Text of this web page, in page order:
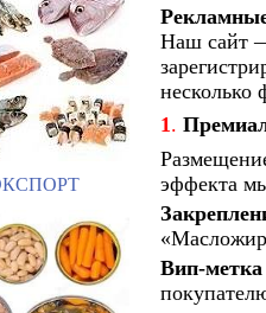
Наш сайт
несколько
1.
эффекта
Вип-метка